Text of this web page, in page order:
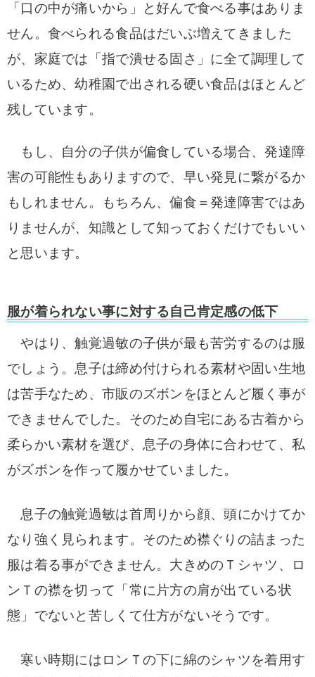
「口の中が痛いから」と好んで食べる事はありま
せん。食べられる食品はだいぶ増えてきました
が、家庭では「指で潰せる固さ」に全て調理して
いるため、幼稚園で出される硬い食品はほとんど
残しています。
もし、自分の子供が偏食している場合、発達障
害の可能性もありますので、早い発見に繋がるか
もしれません。もちろん、偏食＝発達障害ではあ
りませんが、知識として知っておくだけでもいい
と思います。
服が着られない事に対する自己肯定感の低下
やはり、触覚過敏の子供が最も苦労するのは服
でしょう。息子は締め付けられる素材や固い生地
は苦手なため、市販のズボンをほとんど履く事が
できませんでした。そのため自宅にある古着から
柔らかい素材を選び、息子の身体に合わせて、私
がズボンを作って履かせていました。
息子の触覚過敏は首周りから顔、頭にかけてか
なり強く見られます。そのため襟ぐりの詰まった
服は着る事ができません。大きめのＴシャツ、ロ
ンＴの襟を切って「常に片方の肩が出ている状
態」でないと苦しくて仕方がないそうです。
寒い時期にはロンＴの下に綿のシャツを着用す